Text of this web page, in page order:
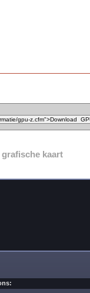
grafische kaart